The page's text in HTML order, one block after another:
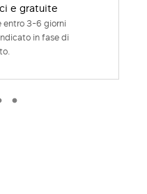
e gratuite
entro 3-6 giorni
in fase di